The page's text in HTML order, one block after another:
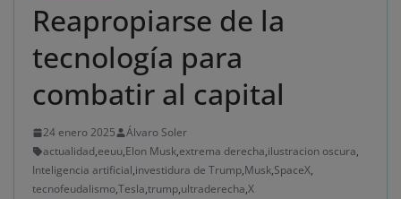
Reapropiarse de la
tecnología para
combatir al capital
24 enero 2025
Álvaro Soler
actualidad,eeuu,Elon Musk,extrema derecha,ilustracion oscura,
Inteligencia artificial,investidura de Trump,Musk,SpaceX,
tecnofeudalismo,Tesla,trump,ultraderecha,X